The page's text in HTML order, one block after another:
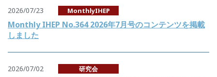
2026/07/23 MonthlyIHEP
Monthly IHEP No.364 2026年7月号のコンテンツを掲載
しました
2026/07/02 研究会